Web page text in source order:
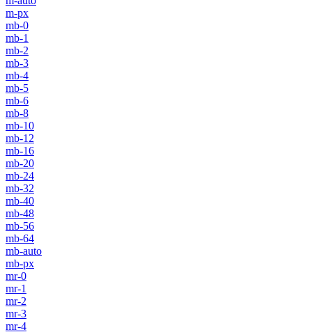
m-px
mb-0
mb-1
mb-2
mb-3
mb-4
mb-5
mb-6
mb-8
mb-10
mb-12
mb-16
mb-20
mb-24
mb-32
mb-40
mb-48
mb-56
mb-64
mb-auto
mb-px
mr-0
mr-1
mr-2
mr-3
mr-4